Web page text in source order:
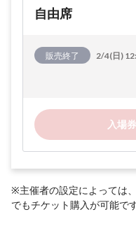
自由席
販売終了 2/4(日)
入場
※主催者の設定によっては
でもチケット購入が可能です